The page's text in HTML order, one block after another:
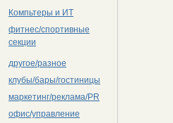
Компьтеры и ИТ
фитнес/спортивные
секции
другое/разное
клубы/бары/гостиницы
маркетинг/реклама/PR
офис/управление